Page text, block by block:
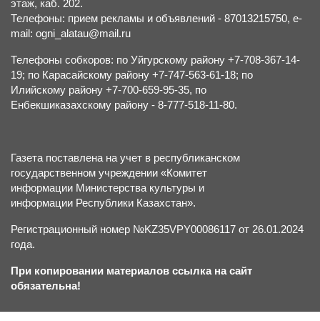
этаж, каб. 202.
Телефоны: прием рекламы и объявлений - 87013215750, e-
mail: ogni_alatau@mail.ru
Телефоны собкоров: по Уйгурскому району +7-708-367-14-
19; по Карасайскому району +7-747-563-61-18; по
Илийскому району +7-700-659-95-35, по
Енбекшиказахскому району - 8-777-518-11-80.
Газета поставлена на учет в республиканском
государственном учреждении «Комитет
информации Министерства культуры и
информации Республики Казахстан».
Регистрационный номер №KZ35VPY00086117 от 26.01.2024
года.
При копировании материалов ссылка на сайт
обязательна!